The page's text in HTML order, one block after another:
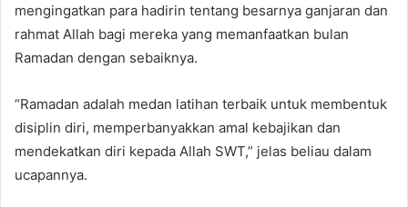
mengingatkan para hadirin tentang besarnya ganjaran dan
rahmat Allah bagi mereka yang memanfaatkan bulan
Ramadan dengan sebaiknya.
“Ramadan adalah medan latihan terbaik untuk membentuk
disiplin diri, memperbanyakkan amal kebajikan dan
mendekatkan diri kepada Allah SWT,” jelas beliau dalam
ucapannya.